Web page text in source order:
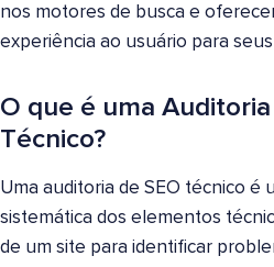
nos motores de busca e
experiência ao usuário para
O que é uma Auditoria
Técnico?
Uma auditoria de SEO técnico é
sistemática dos elementos
de um site para identificar